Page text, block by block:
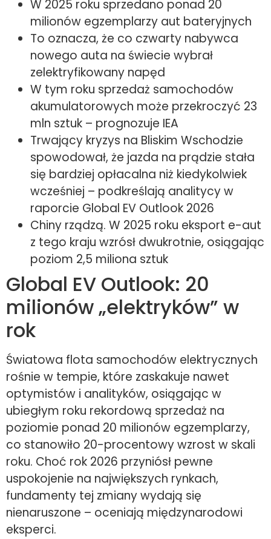
W 2025 roku sprzedano ponad 20
milionów egzemplarzy aut bateryjnych
To oznacza, że co czwarty nabywca
nowego auta na świecie wybrał
zelektryfikowany napęd
W tym roku sprzedaż samochodów
akumulatorowych może przekroczyć 23
mln sztuk – prognozuje IEA
Trwający kryzys na Bliskim Wschodzie
spowodował, że jazda na prądzie stała
się bardziej opłacalna niż kiedykolwiek
wcześniej – podkreślają analitycy w
raporcie Global EV Outlook 2026
Chiny rządzą. W 2025 roku eksport e-aut
z tego kraju wzrósł dwukrotnie, osiągając
poziom 2,5 miliona sztuk
Global EV Outlook: 20
milionów „elektryków” w
rok
Światowa flota samochodów elektrycznych
rośnie w tempie, które zaskakuje nawet
optymistów i analityków, osiągając w
ubiegłym roku rekordową sprzedaż na
poziomie ponad 20 milionów egzemplarzy,
co stanowiło 20-procentowy wzrost w skali
roku. Choć rok 2026 przyniósł pewne
uspokojenie na największych rynkach,
fundamenty tej zmiany wydają się
nienaruszone – oceniają międzynarodowi
eksperci.